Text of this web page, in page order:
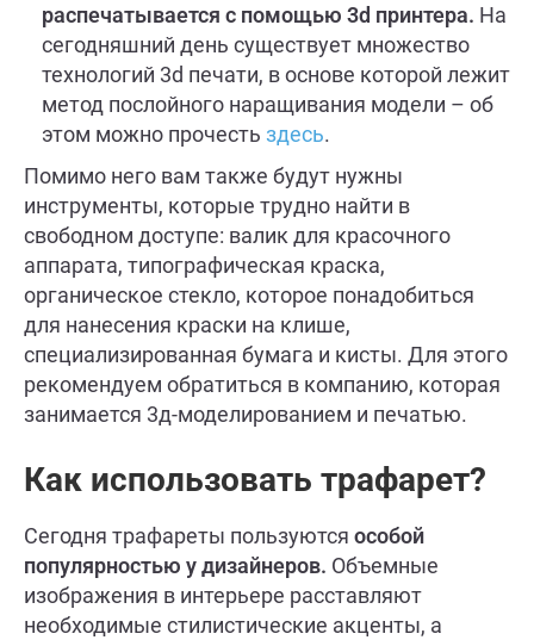
распечатывается с помощью 3d принтера. На
сегодняшний день существует множество
технологий 3d печати, в основе которой лежит
метод послойного наращивания модели – об
этом можно прочесть здесь.
Помимо него вам также будут нужны
инструменты, которые трудно найти в
свободном доступе: валик для красочного
аппарата, типографическая краска,
органическое стекло, которое понадобиться
для нанесения краски на клише,
специализированная бумага и кисты. Для этого
рекомендуем обратиться в компанию, которая
занимается 3д-моделированием и печатью.
Как использовать трафарет?
Сегодня трафареты пользуются особой
популярностью у дизайнеров. Объемные
изображения в интерьере расставляют
необходимые стилистические акценты, а